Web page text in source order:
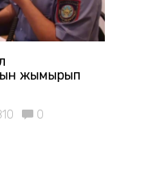
жымқырып
0